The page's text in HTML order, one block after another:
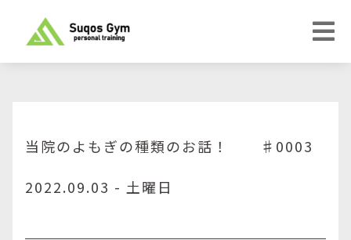
当院のよもぎの種類のお話！ ♯0003
2022.09.03 - 土曜日